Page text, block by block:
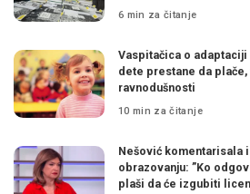
6 min za čitanje
Vaspitačica o adaptaciji
dete prestane da
ravnodušnosti
10 min za čitanje
Nešović komentarisala
obrazovanju: ”Ko
plaši da će izgubiti